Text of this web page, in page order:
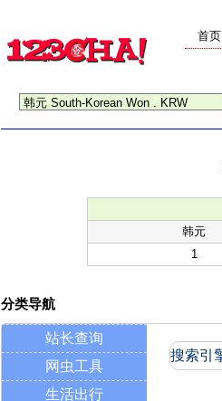
首页
韩元
1
分类导航
站长查询
网虫工具
生活出行